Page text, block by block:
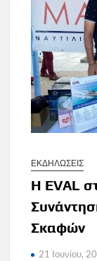
ΕΚΔΗΛΩΣΕΙΣ
Η EVAL
Σκαφών
21 Ιουνίου,